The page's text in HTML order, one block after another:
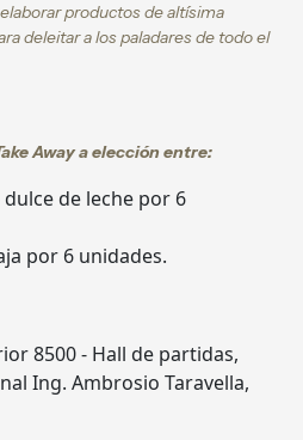
productos de altísima
deleitar a los paladares de todo el
Away a elección entre:
de leche por 6
por 6 unidades.
8500 - Hall de partidas,
Ing. Ambrosio Taravella,